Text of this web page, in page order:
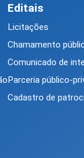
Editais
Licitações
Chamamento
Comunicado de
Parceria público-
Cadastro de